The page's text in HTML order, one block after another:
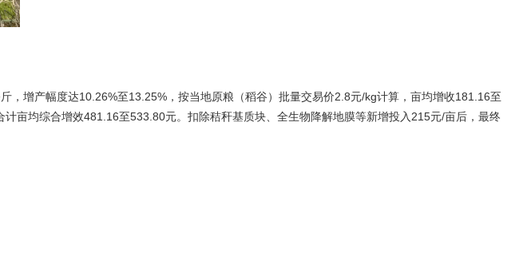
增产幅度达10.26%至13.25%，按当地原粮（稻谷）批量交易价2.8元/kg计算，亩均增收181.16至
亩均综合增效481.16至533.80元。扣除秸秆基质块、全生物降解地膜等新增投入215元/亩后，最终